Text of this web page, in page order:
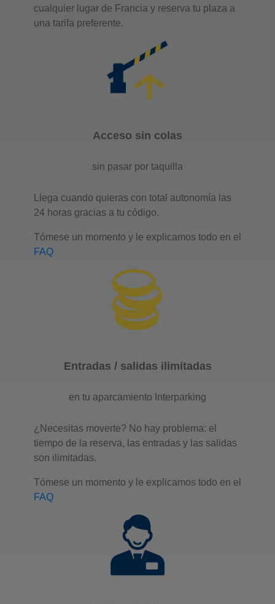
cualquier lugar de Francia y reserva tu plaza a
una tarifa preferente.
Acceso sin colas
sin pasar por taquilla
Llega cuando quieras con total autonomía las
24 horas gracias a tu código.
Tómese un momento y le explicamos todo en el
FAQ
Entradas / salidas ilimitadas
en tu aparcamiento Interparking
¿Necesitas moverte? No hay problema: el
tiempo de la reserva, las entradas y las salidas
son ilimitadas.
Tómese un momento y le explicamos todo en el
FAQ